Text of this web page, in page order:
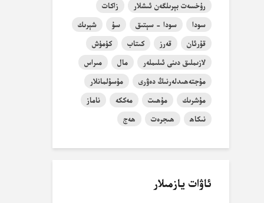
رۇخسەت بېرىلگەن ئىشلار
زاكات
سودا
سودا - سېتىق سۇ
شېرىك
قۇرئان
قەرز كىتاب
كۈمۈش
لازىملىق دىنى ئىلىملەر
مال
مىراس
مۇجتەھىدلەرنىڭ دەۋرى
مۇسۇلمانلار
مۇشرىك
مۇھىت مەككە
ناماز
نىكاھ
ھىجرەت ھەج
ئاۋات يازمىلار